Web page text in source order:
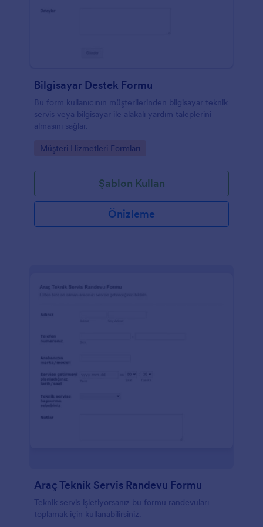
Bilgisayar Destek Formu
Bu form kullanıcının müşterilerinden bilgisayar teknik
servis veya bilgisayar ile alakalı yardım taleplerini
almasını sağlar.
Go to Category:
Müşteri Hizmetleri Formları
Şablon Kullan
Önizleme
Araç Teknik Servis Randevu Formu
Teknik servis işletiyorsanız bu formu randevuları
toplamak için kullanabilirsiniz.